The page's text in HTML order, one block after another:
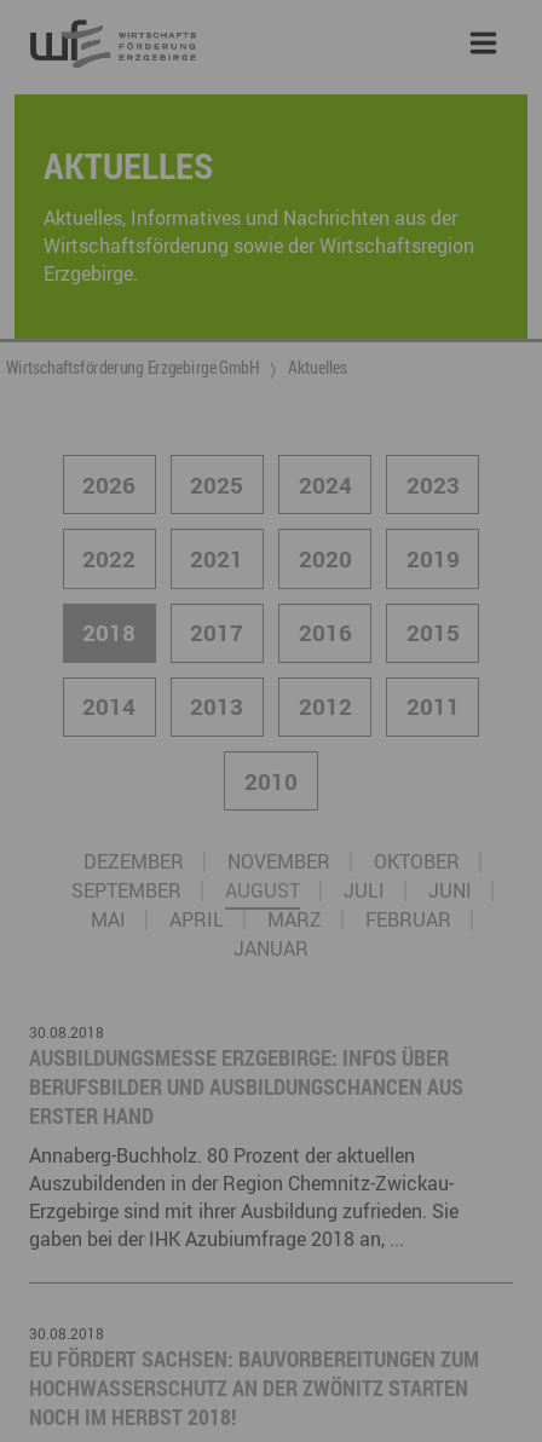
AKTUELLES
Aktuelles, Informatives und Nachrichten aus der
Wirtschaftsförderung sowie der Wirtschaftsregion
Erzgebirge.
Wirtschaftsförderung Erzgebirge GmbH Aktuelles
2026 2025 2024 2023
2022 2021 2020 2019
2018 2017 2016 2015
2014 2013 2012 2011
2010
DEZEMBER NOVEMBER
OKTOBER
SEPTEMBER
AUGUST JULI
JUNI
MAI
APRIL MÄRZ
FEBRUAR
JANUAR
30.08.2018
​AUSBILDUNGSMESSE ERZGEBIRGE: INFOS ÜBER
BERUFSBILDER UND AUSBILDUNGSCHANCEN AUS
ERSTER HAND
Annaberg-Buchholz. 80 Prozent der aktuellen
Auszubildenden in der Region Chemnitz-Zwickau-
Erzgebirge sind mit ihrer Ausbildung zufrieden. Sie
gaben bei der IHK Azubiumfrage 2018 an, ...
30.08.2018
EU FÖRDERT SACHSEN: BAUVORBEREITUNGEN ZUM
HOCHWASSERSCHUTZ AN DER ZWÖNITZ STARTEN
NOCH IM HERBST 2018!